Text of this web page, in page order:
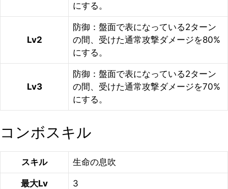
にする。
Lv2
防御：盤面で表になっている2ターン
の間、受けた通常攻撃ダメージを80%
にする。
Lv3
防御：盤面で表になっている2ターン
の間、受けた通常攻撃ダメージを70%
にする。
コンボスキル
スキル 生命の息吹
最大Lv 3